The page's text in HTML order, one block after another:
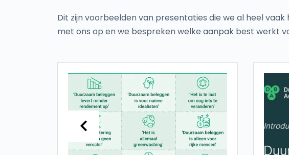
Dit zijn voorbeelden van presentaties die we al heel
met ons op en we bespreken welke aanpak best werkt